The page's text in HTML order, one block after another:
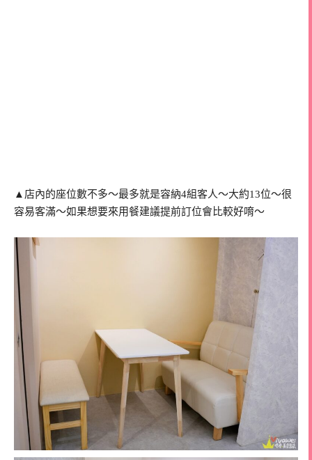
▲店內的座位數不多～最多就是容納4組客人～大約13位～很
容易客滿～如果想要來用餐建議提前訂位會比較好唷～